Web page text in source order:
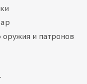
и патронов